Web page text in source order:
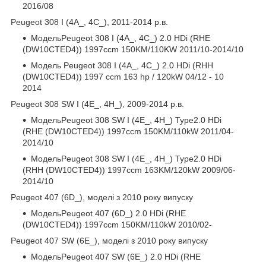
2016/08
Peugeot 308 I (4A_, 4C_), 2011-2014 р.в.
МодельPeugeot 308 I (4A_, 4C_) 2.0 HDi (RHE
(DW10CTED4)) 1997ccm 150KM/110KW 2011/10-2014/10
Модель Peugeot 308 I (4A_, 4C_) 2.0 HDi (RHH
(DW10CTED4)) 1997 ccm 163 hp / 120kW 04/12 - 10
2014
Peugeot 308 SW I (4E_, 4H_), 2009-2014 р.в.
МодельPeugeot 308 SW I (4E_, 4H_) Type2.0 HDi
(RHE (DW10CTED4)) 1997ccm 150KM/110kW 2011/04-
2014/10
МодельPeugeot 308 SW I (4E_, 4H_) Type2.0 HDi
(RHH (DW10CTED4)) 1997ccm 163KM/120kW 2009/06-
2014/10
Peugeot 407 (6D_), моделі з 2010 року випуску
МодельPeugeot 407 (6D_) 2.0 HDi (RHE
(DW10CTED4)) 1997ccm 150KM/110kW 2010/02-
Peugeot 407 SW (6E_), моделі з 2010 року випуску
МодельPeugeot 407 SW (6E_) 2.0 HDi (RHE